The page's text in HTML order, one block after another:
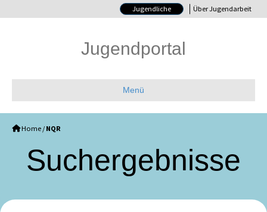
Jugendliche Über Jugendarbeit
Jugendportal
Menü
Home / NQR
Such­ergebnisse